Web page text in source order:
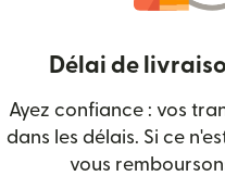
nouvelle fenêtre)
Délai de
Ayez confiance : vos
dans les délais. Si ce
vous